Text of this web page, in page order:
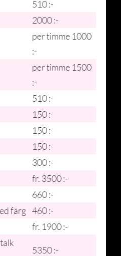
510 :-
2000 :-
per timme 1000
:-
per timme 1500
:-
510 :-
150 :-
150 :-
150 :-
300 :-
fr. 3500 :-
660 :-
färg 460 :-
fr. 1900 :-
5350 :-